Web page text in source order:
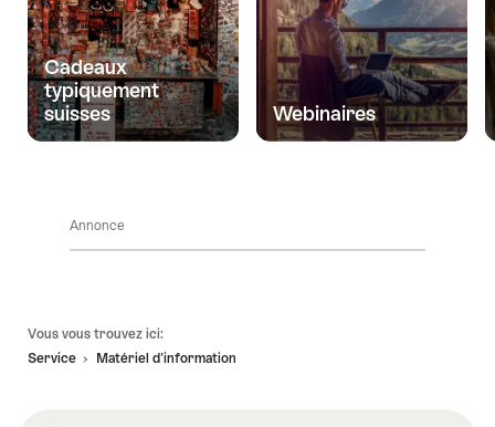
Cadeaux
typiquement
suisses
Webinaires
Annonce
Vous vous trouvez ici:
Service
Matériel d'information